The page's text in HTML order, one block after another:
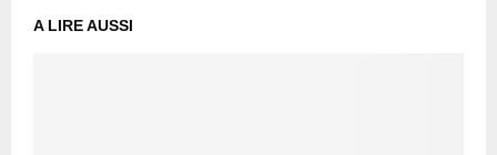
A LIRE AUSSI